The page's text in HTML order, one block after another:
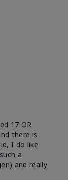
17 OR
there is
I do like
a
and really